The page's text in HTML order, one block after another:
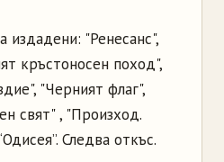
издадени: "Ренесанс",
кръстоносен поход",
"Черният флаг",
свят" , "Произход.
Следва откъс.